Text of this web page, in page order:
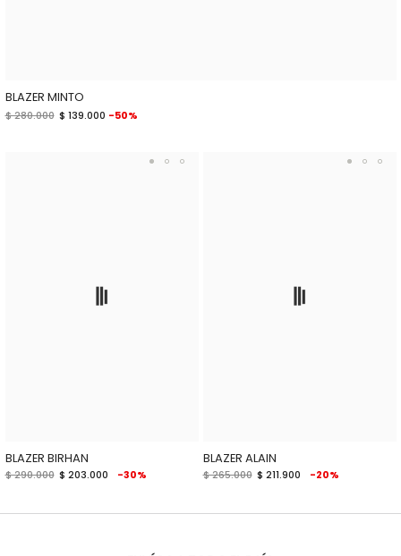
BLAZER MINTO
$ 280.000 $ 139.000 -50%
BLAZER BIRHAN
$ 290.000 $ 203.000 -30%
BLAZER ALAIN
$ 265.000 $ 211.900 -20%